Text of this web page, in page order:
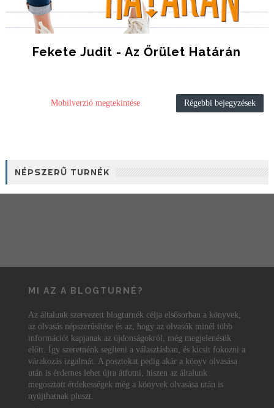
Fekete Judit - Az Őrület Határán
Régebbi bejegyzések
Mobilverzió megtekintése
NÉPSZERŰ TURNÉK
MI AZ A BLOGTURNÉ?
Az általunk szervezett blogturnék célja elsősorban a könyvek,
az olvasás népszerűsítése és az, hogy az olvasók minél több
információt kapjanak az újdonságokról, még megjelenésük
előtt. Így szeretnénk segíteni a választásban, és kicsit fokozni a
várakozás izgalmát. A posztokat pedig akár a könyv olvasása
után is érdemes lehet újra átfutni, hiszen az általunk
megosztott érdekességek még a könyvek olvasása után is
nyújthatnak pluszt.